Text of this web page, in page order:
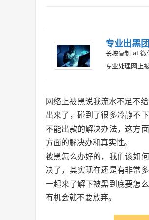
专业出黑
长按复制 at 微
专业处理网上
网络上被黑说我流水不足不
出来了，碰到了很多冷静不
不能出款的解决办法，这方
方面的解决办和真实性。
被黑怎么办好的，我们该如
决了，其实现在还是有非常
一起来了解下被黑到底要怎
有机会就不要放弃。